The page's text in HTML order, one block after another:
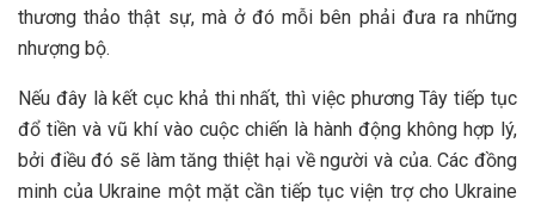
thương thảo thật sự, mà ở đó mỗi bên phải đưa ra những
nhượng bộ.
Nếu đây là kết cục khả thi nhất, thì việc phương Tây tiếp tục
đổ tiền và vũ khí vào cuộc chiến là hành động không hợp lý,
bởi điều đó sẽ làm tăng thiệt hại về người và của. Các đồng
minh của Ukraine một mặt cần tiếp tục viện trợ cho Ukraine